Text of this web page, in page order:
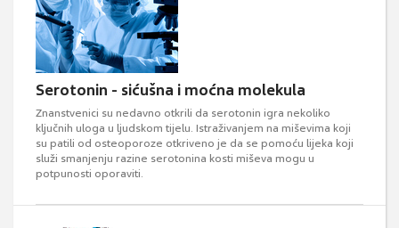
Serotonin - sićušna i moćna molekula
Znanstvenici su nedavno otkrili da serotonin igra nekoliko
ključnih uloga u ljudskom tijelu. Istraživanjem na miševima koji
su patili od osteoporoze otkriveno je da se pomoću lijeka koji
služi smanjenju razine serotonina kosti miševa mogu u
potpunosti oporaviti.